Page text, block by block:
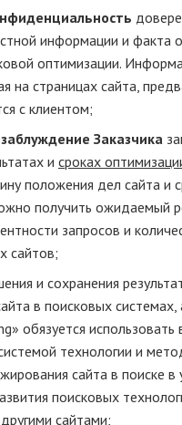
информации и факта
оптимизации.
на страницах сайта,
с клиентом;
Заказчика
и сроках
положения дел сайта и
получить ожидаемый
запросов и
сайтов;
и сохранения
в поисковых системах,
обязуется использовать
технологии и
сайта в поиске в
поисковых
сайтами;